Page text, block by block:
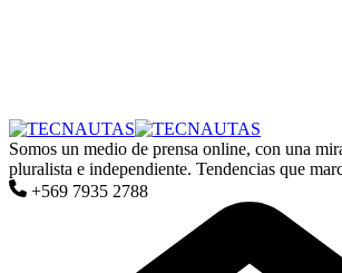
Somos un medio de prensa online, con una
pluralista e independiente. Tendencias que
+569 7935 2788